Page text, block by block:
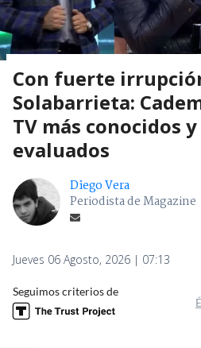
Con fuerte
Solabarrieta:
TV más conocidos
evaluados
Diego Vera
Periodista de Magazine
Jueves 06 Agosto, 2026 | 07:13
Seguimos criterios de